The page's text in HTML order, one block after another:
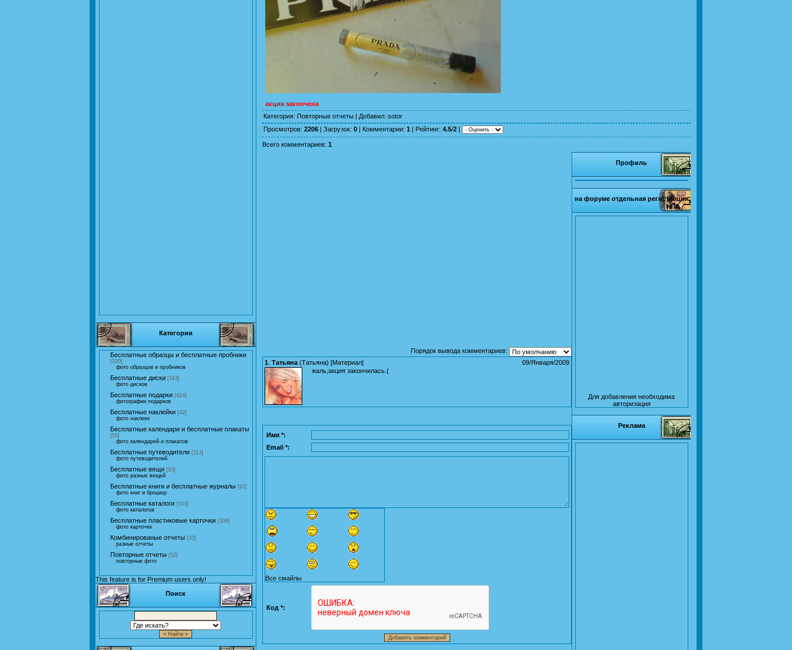
Категории
Бесплатные образцы и бесплатные пробники
[220]
фото образцов и пробников
Бесплатные диски [163]
фото дисков
Бесплатные подарки [424]
фотографии подарков
Бесплатные наклейки [42]
фото наклеек
Бесплатные календари и бесплатные плакаты
[55]
фото календарей и плакатов
Бесплатные путеводители [113]
фото путеводителей
Бесплатные вещи [93]
фото разных вещей
Бесплатные книги и бесплатные журналы [92]
фото книг и брошюр
Бесплатные каталоги [103]
фото каталогов
Бесплатные пластиковые карточки [106]
фото карточек
Комбинированые отчеты [32]
разные отчеты
Повторные отчеты [52]
повторные фото
This feature is for Premium users only!
Поиск
акция закончена
Категория: Повторные отчеты | Добавил: sotor
Просмотров: 2206 | Загрузок: 0 | Комментарии: 1 | Рейтинг: 4.5/2 |
Всего комментариев: 1
Порядок вывода комментариев:
09/Января/2009
1 Татьяна (Татьяна) [Материал]
жаль,акция закончилась.(
Имя *:
Email *:
Все смайлы
Код *:
Профиль
на форуме отдельная регистрация
Для добавления необходима
авторизация
Реклама